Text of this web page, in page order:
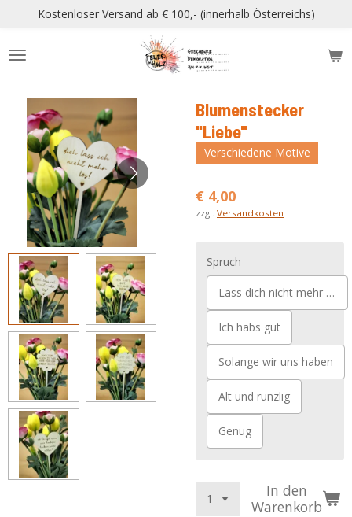
springen
Kostenloser Versand ab € 100,- (innerhalb Österreichs)
Blumenstecker
"Liebe"
Verschiedene Motive
€ 4,00
zzgl. Versandkosten
Spruch
Lass dich nicht mehr los
Ich habs gut
Solange wir uns haben
Alt und runzlig
Genug
In den
Warenkorb